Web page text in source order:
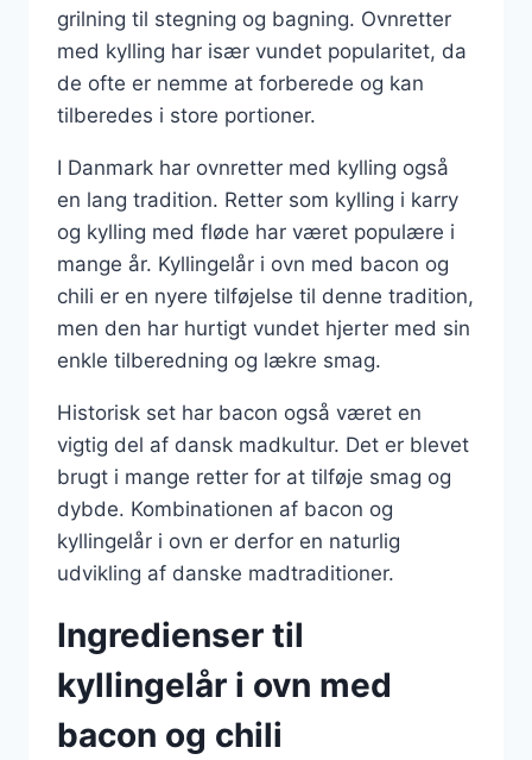
grilning til stegning og bagning. Ovnretter
med kylling har især vundet popularitet, da
de ofte er nemme at forberede og kan
tilberedes i store portioner.
I Danmark har ovnretter med kylling også
en lang tradition. Retter som kylling i karry
og kylling med fløde har været populære i
mange år. Kyllingelår i ovn med bacon og
chili er en nyere tilføjelse til denne tradition,
men den har hurtigt vundet hjerter med sin
enkle tilberedning og lækre smag.
Historisk set har bacon også været en
vigtig del af dansk madkultur. Det er blevet
brugt i mange retter for at tilføje smag og
dybde. Kombinationen af bacon og
kyllingelår i ovn er derfor en naturlig
udvikling af danske madtraditioner.
Ingredienser til
kyllingelår i ovn med
bacon og chili